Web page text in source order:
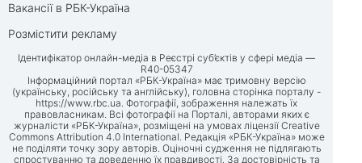
Вакансії в РБК-Україна
Розмістити рекламу
Ідентифікатор онлайн-медіа в Реєстрі суб’єктів у сфері медіа —
R40-05347
Інформаційний портал «РБК-Україна» має тримовну версію
(українську, російську та англійську), головна сторінка порталу -
https://www.rbc.ua. Фотографії, зображення належать їх
правовласникам. Всі фотографії на Порталі, авторами яких є
журналісти «РБК-Україна», розміщені на умовах ліцензії Creative
Commons Attribution 4.0 International. Редакція «РБК-Україна» може
не поділяти точку зору авторів. Оціночні судження не підлягають
спростуванню та доведенню їх правдивості. За достовірність та